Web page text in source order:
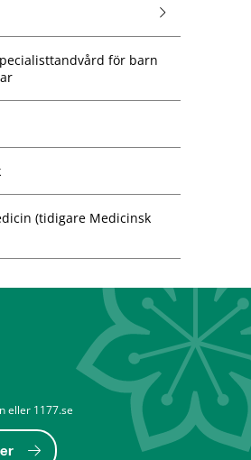
för barn
(tidigare Medicinsk
eller 1177.se